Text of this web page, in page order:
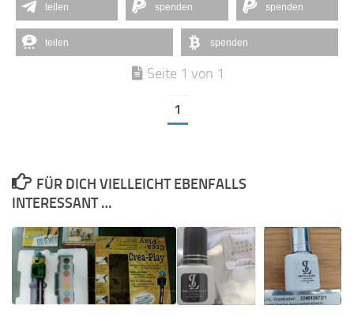
teilen spenden spenden
teilen spenden
Seite 1 von 1
1
FÜR DICH VIELLEICHT EBENFALLS
INTERESSANT …